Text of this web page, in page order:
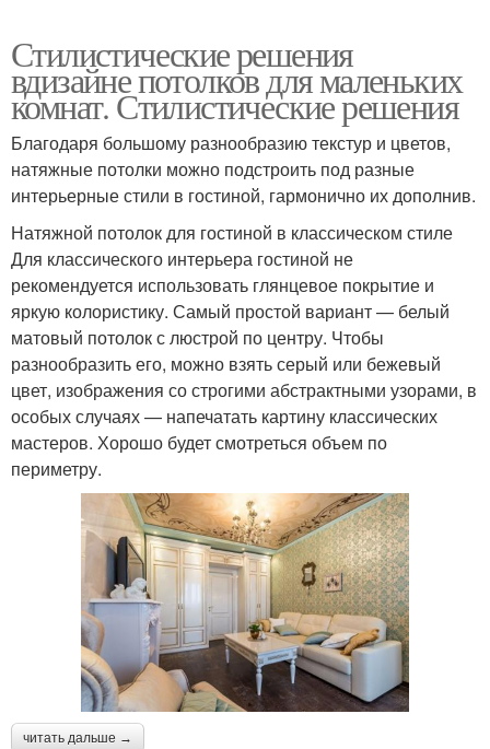
Стилистические решения
вдизайне потолков для маленьких
комнат. Стилистические решения
Благодаря большому разнообразию текстур и цветов,
натяжные потолки можно подстроить под разные
интерьерные стили в гостиной, гармонично их дополнив.
Натяжной потолок для гостиной в классическом стиле
Для классического интерьера гостиной не
рекомендуется использовать глянцевое покрытие и
яркую колористику. Самый простой вариант — белый
матовый потолок с люстрой по центру. Чтобы
разнообразить его, можно взять серый или бежевый
цвет, изображения со строгими абстрактными узорами, в
особых случаях — напечатать картину классических
мастеров. Хорошо будет смотреться объем по
периметру.
читать дальше →